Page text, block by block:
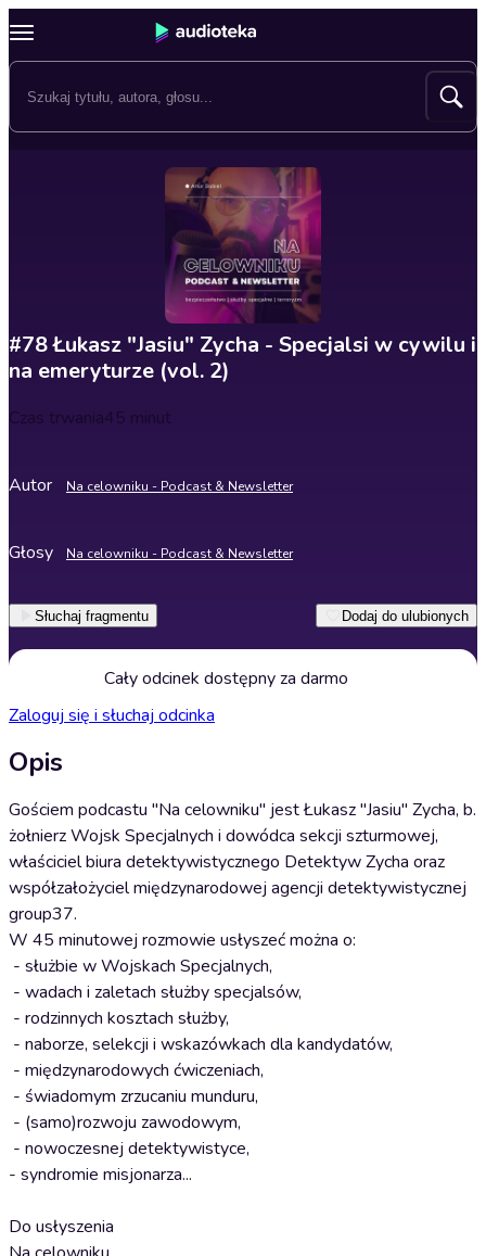
#78 Łukasz "Jasiu" Zycha - Specjalsi w cywilu i
na emeryturze (vol. 2)
Czas trwania45 minut
Autor Na celowniku - Podcast & Newsletter
Głosy Na celowniku - Podcast & Newsletter
Słuchaj fragmentu Dodaj do ulubionych
Cały odcinek dostępny za darmo
Zaloguj się i słuchaj odcinka
Opis
Gościem podcastu "Na celowniku" jest Łukasz "Jasiu" Zycha, b.
żołnierz Wojsk Specjalnych i dowódca sekcji szturmowej,
właściciel biura detektywistycznego Detektyw Zycha oraz
współzałożyciel międzynarodowej agencji detektywistycznej
group37.
W 45 minutowej rozmowie usłyszeć można o:
- służbie w Wojskach Specjalnych,
- wadach i zaletach służby specjalsów,
- rodzinnych kosztach służby,
- naborze, selekcji i wskazówkach dla kandydatów,
- międzynarodowych ćwiczeniach,
- świadomym zrzucaniu munduru,
- (samo)rozwoju zawodowym,
- nowoczesnej detektywistyce,
- syndromie misjonarza...
Do usłyszenia